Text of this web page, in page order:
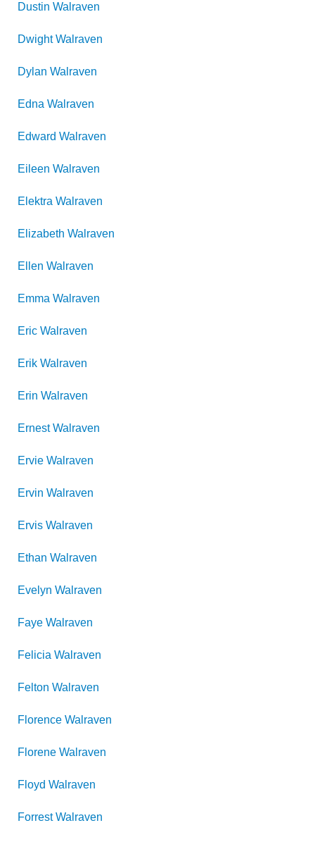
Dustin Walraven
Dwight Walraven
Dylan Walraven
Edna Walraven
Edward Walraven
Eileen Walraven
Elektra Walraven
Elizabeth Walraven
Ellen Walraven
Emma Walraven
Eric Walraven
Erik Walraven
Erin Walraven
Ernest Walraven
Ervie Walraven
Ervin Walraven
Ervis Walraven
Ethan Walraven
Evelyn Walraven
Faye Walraven
Felicia Walraven
Felton Walraven
Florence Walraven
Florene Walraven
Floyd Walraven
Forrest Walraven